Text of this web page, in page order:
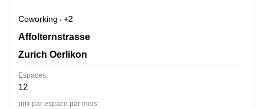
Coworking
+2
Affolternstrasse 52, Zurich Oerlikon
Affolternstrasse
Zurich Oerlikon
Espaces:
12
prix par espace par mois: